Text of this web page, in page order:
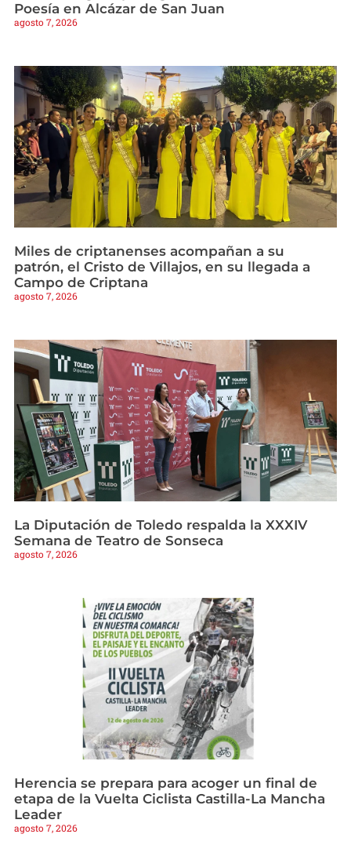
Poesía en Alcázar de San Juan
agosto 7, 2026
Miles de criptanenses acompañan a su
patrón, el Cristo de Villajos, en su llegada a
Campo de Criptana
agosto 7, 2026
La Diputación de Toledo respalda la XXXIV
Semana de Teatro de Sonseca
agosto 7, 2026
Herencia se prepara para acoger un final de
etapa de la Vuelta Ciclista Castilla-La Mancha
Leader
agosto 7, 2026